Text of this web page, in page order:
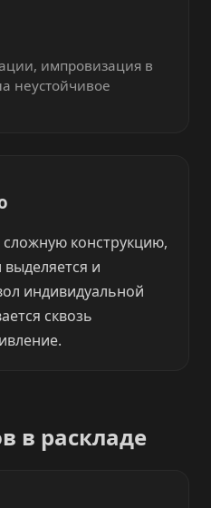
импровизация в
неустойчивое
конструкцию,
и
индивидуальной
сквозь
в раскладе